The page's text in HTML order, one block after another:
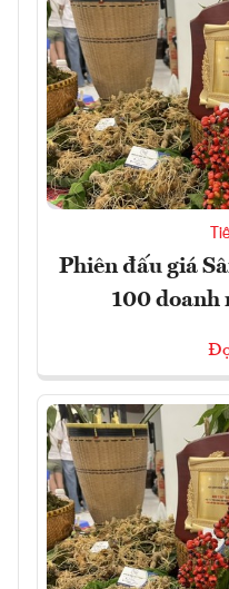
Phiên đấu giá
100 doanh